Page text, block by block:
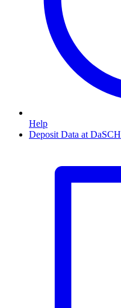
Help
Deposit Data at DaSCH